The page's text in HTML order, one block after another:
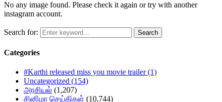
No any image found. Please check it again or try with another
instagram account.
Search for: Search
Categories
#Karthi released miss you movie trailer(1)
Uncategorized (154)
அரசியல் (1,207)
சினிமா செய்திகள் (10,744)